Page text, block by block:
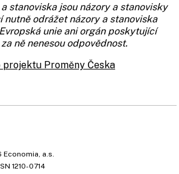
stanoviska jsou názory a stanovisky
nutně odrážet názory a stanoviska
unie ani orgán poskytující
ně nenesou odpovědnost.
projektu Proměny Česka
Economia, a.s.
1210-0714